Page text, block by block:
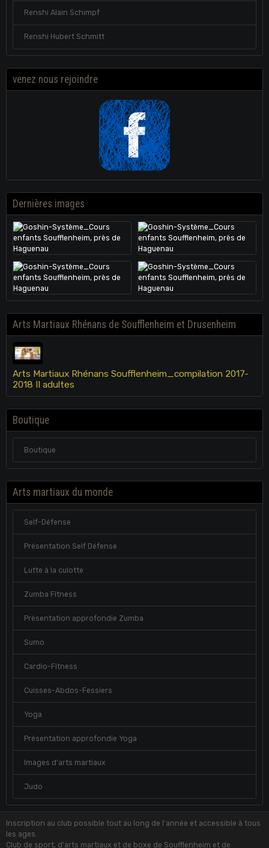
Renshi Alain Schimpf
Renshi Hubert Schmitt
venez nous rejoindre
Dernières images
Arts Martiaux Rhénans de Soufflenheim et Drusenheim
Arts Martiaux Rhénans Soufflenheim_compilation 2017-
2018 II adultes
Boutique
Boutique
Arts martiaux du monde
Self-Défense
Présentation Self Défense
Lutte à la culotte
Zumba Fitness
Présentation approfondie Zumba
Sumo
Cardio-Fitness
Cuisses-Abdos-Fessiers
Yoga
Présentation approfondie Yoga
Images d'arts martiaux
Judo
Inscription au club possible tout au long de l'année et accessible à tous
les ages.
Club de sport, d'arts martiaux et de boxe de Soufflenheim et de